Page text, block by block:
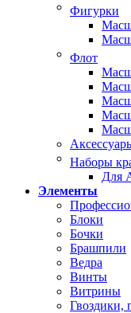
Фигурки
Флот
Наборы
Для
Элементы
Блоки
Бочки
Брашпили
Ведра
Винты
Витрины
Гвоздики,